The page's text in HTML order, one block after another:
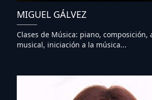
MIGUEL GÁLVEZ
Clases de Música: piano,
musical, iniciación a la música...